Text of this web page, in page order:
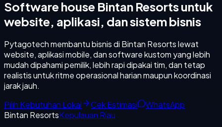
Software house Bintan Resorts untuk
website, aplikasi, dan sistem bisnis
Pytagotech membantu bisnis di Bintan Resorts lewat
website, aplikasi mobile, dan software kustom yang lebih
mudah dipahami pemilik, lebih rapi dipakai tim, dan tetap
realistis untuk ritme operasional harian maupun koordinasi
jarak jauh.
Pilih Kebutuhan Lokal
Cek Estimasi
WhatsApp
Bintan ResortsKepulauan Riau